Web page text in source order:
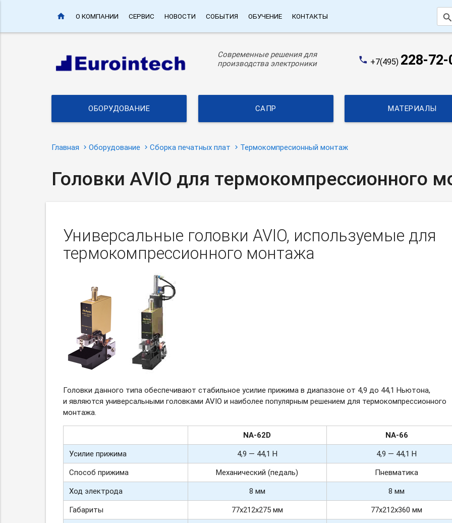
home О КОМПАНИИ СЕРВИС НОВОСТИ СОБЫТИЯ ОБУЧЕНИЕ КОНТАКТЫ search
Современные решения для
производства электроники
phone +7(495) 228-72-
ОБОРУДОВАНИЕ САПР МАТЕРИАЛЫ
Главная Оборудование Сборка печатных плат Термокомпресионный монтаж
Головки AVIO для термокомпрессионного
Универсальные головки AVIO, используемые для
термокомпрессионного монтажа
Головки данного типа обеспечивают стабильное усилие прижима в диапазоне от 4,9 до 44,1 Ньютона,
и являются универсальными головками AVIO и наиболее популярным решением для термокомпрессионного
монтажа.
NA-62D
NA-66
Усилие прижима
4,9 — 44,1 Н
4,9 — 44,1 Н
Способ прижима
Механический (педаль)
Пневматика
Ход электрода
8 мм
8 мм
Габариты
77х212х275 мм
77х212х360 мм